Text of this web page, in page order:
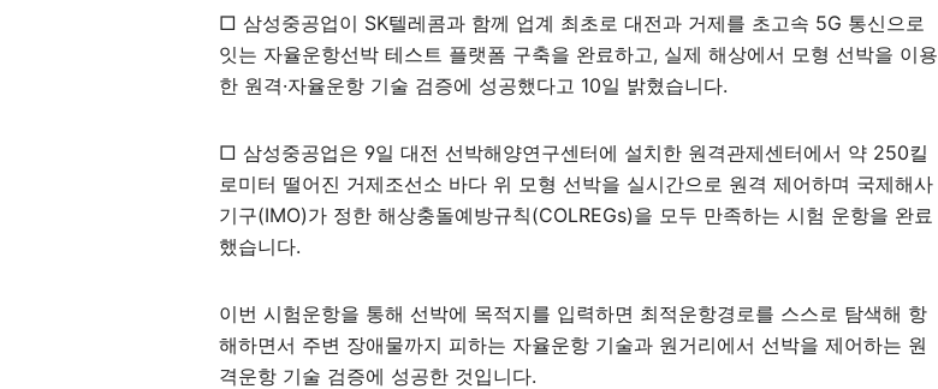
□ 삼성중공업이 SK텔레콤과 함께 업계 최초로 대전과 거제를 초고속 5G 통신으로
잇는 자율운항선박 테스트 플랫폼 구축을 완료하고, 실제 해상에서 모형 선박을 이용
한 원격·자율운항 기술 검증에 성공했다고 10일 밝혔습니다.
□ 삼성중공업은 9일 대전 선박해양연구센터에 설치한 원격관제센터에서 약 250킬
로미터 떨어진 거제조선소 바다 위 모형 선박을 실시간으로 원격 제어하며 국제해사
기구(IMO)가 정한 해상충돌예방규칙(COLREGs)을 모두 만족하는 시험 운항을 완료
했습니다.
이번 시험운항을 통해 선박에 목적지를 입력하면 최적운항경로를 스스로 탐색해 항
해하면서 주변 장애물까지 피하는 자율운항 기술과 원거리에서 선박을 제어하는 원
격운항 기술 검증에 성공한 것입니다.